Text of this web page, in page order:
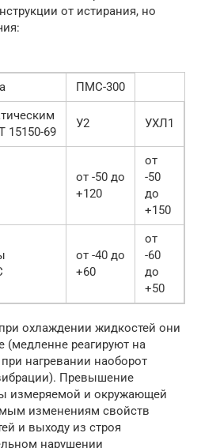
от истирания, но
ПМС-300
15150-69
У2 УХЛ1
от -50 до
+120
от
-50
до
+150
от -40 до
+60
от
-60
до
+50
охлаждении жидкостей они
(медленне реагируют на
нагревании наоборот
Превышение
измеряемой и окружающей
изменениям свойств
и выходу из строя
нарушении